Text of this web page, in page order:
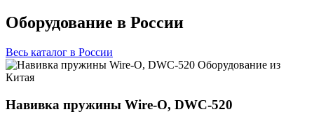
Оборудование в России
Весь каталог в России
Оборудование из
Китая
Навивка пружины Wire-O, DWC-520